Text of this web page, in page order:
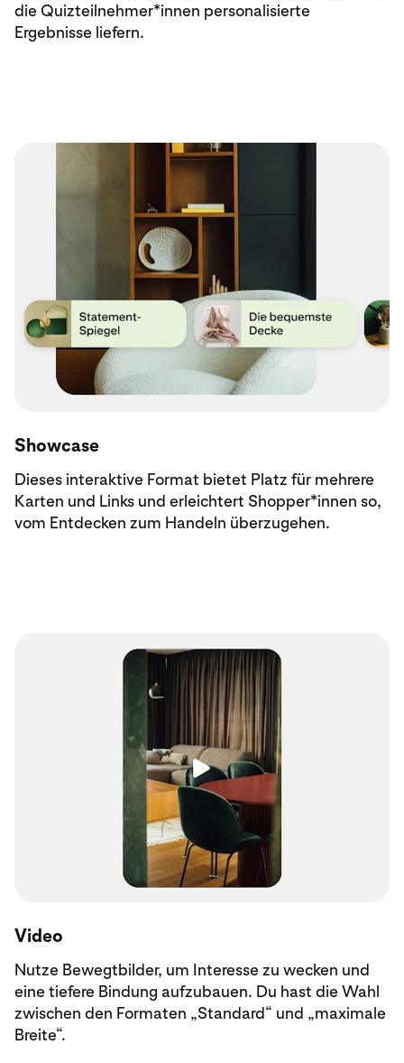
die Quizteilnehmer*innen personalisierte
Ergebnisse liefern.
Showcase
Dieses interaktive Format bietet Platz für mehrere
Karten und Links und erleichtert Shopper*innen so,
vom Entdecken zum Handeln überzugehen.
Video
Nutze Bewegtbilder, um Interesse zu wecken und
eine tiefere Bindung aufzubauen. Du hast die Wahl
zwischen den Formaten „Standard“ und „maximale
Breite“.